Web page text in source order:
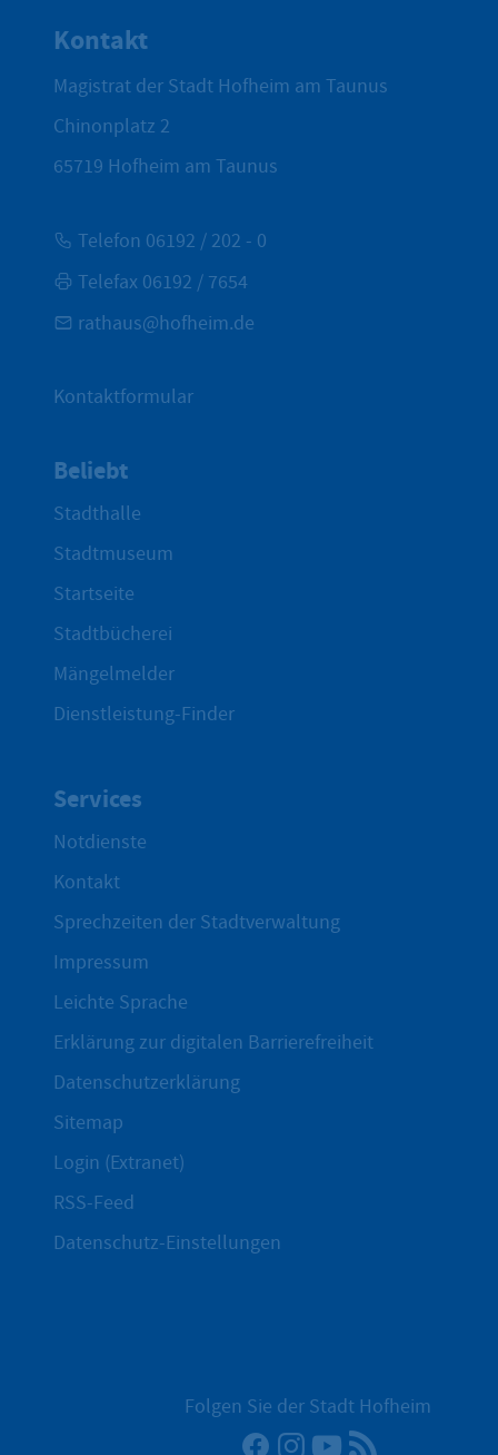
Kontakt
Magistrat der Stadt Hofheim am Taunus
Chinonplatz 2
65719 Hofheim am Taunus
Telefon 06192 / 202 - 0
Telefax 06192 / 7654
rathaus@hofheim.de
Kontaktformular
Beliebt
Stadthalle
Stadtmuseum
Startseite
Stadtbücherei
Mängelmelder
Dienstleistung-Finder
Services
Notdienste
Kontakt
Sprechzeiten der Stadtverwaltung
Impressum
Leichte Sprache
Erklärung zur digitalen Barrierefreiheit
Datenschutzerklärung
Sitemap
Login (Extranet)
RSS-Feed
Datenschutz-Einstellungen
Folgen Sie der Stadt Hofheim
Facebook
Instagram
YouTube